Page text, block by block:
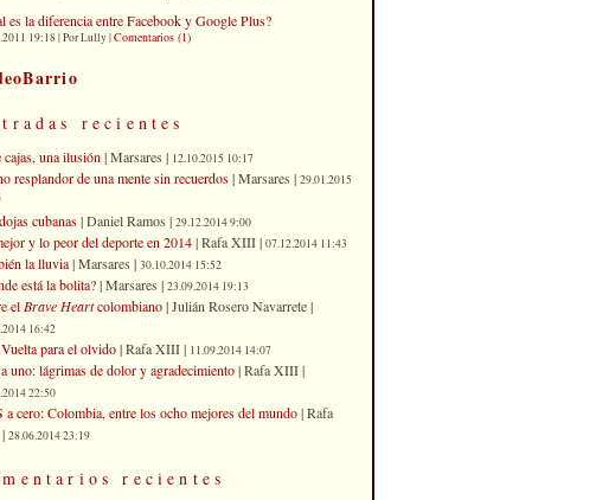
es la diferencia entre Facebook y Google Plus?
19:18 | Por Lully |Comentarios (1)
recientes
cajas, una ilusión | Marsares | 12.10.2015 10:17
resplandor de una mente sin recuerdos| Marsares | 29.01.2015
cubanas| Daniel Ramos | 29.12.2014 9:00
y lo peor del deporte en 2014| Rafa XIII | 07.12.2014 11:43
la lluvia| Marsares | 30.10.2014 15:52
está la bolita?| Marsares | 23.09.2014 19:13
el Brave Heartcolombiano| Julián Rosero Navarrete |
16:42
para el olvido| Rafa XIII | 11.09.2014 14:07
uno: lágrimas de dolor y agradecimiento| Rafa XIII |
22:50
a cero: Colombia, entre los ocho mejores del mundo| Rafa
28.06.2014 23:19
recientes